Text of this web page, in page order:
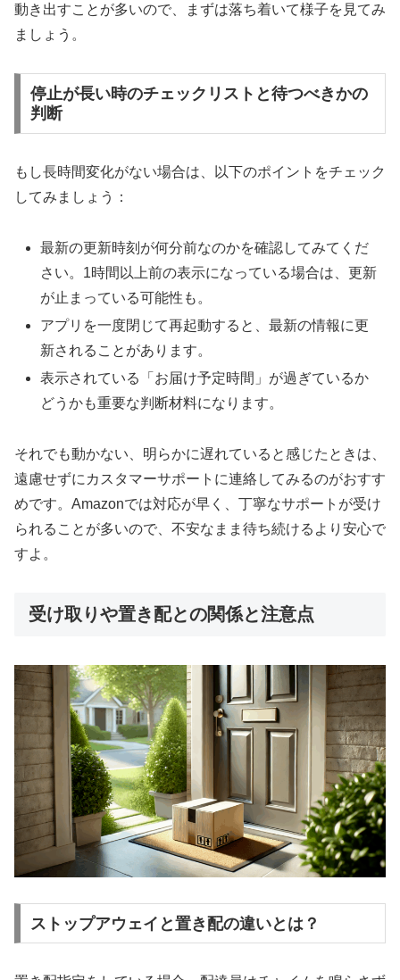
動き出すことが多いので、まずは落ち着いて様子を見てみ
ましょう。
停止が長い時のチェックリストと待つべきかの
判断
もし長時間変化がない場合は、以下のポイントをチェック
してみましょう：
最新の更新時刻が何分前なのかを確認してみてくだ
さい。1時間以上前の表示になっている場合は、更新
が止まっている可能性も。
アプリを一度閉じて再起動すると、最新の情報に更
新されることがあります。
表示されている「お届け予定時間」が過ぎているか
どうかも重要な判断材料になります。
それでも動かない、明らかに遅れていると感じたときは、
遠慮せずにカスタマーサポートに連絡してみるのがおすす
めです。Amazonでは対応が早く、丁寧なサポートが受け
られることが多いので、不安なまま待ち続けるより安心で
すよ。
受け取りや置き配との関係と注意点
ストップアウェイと置き配の違いとは？